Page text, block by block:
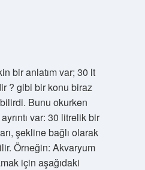
bir anlatım var; 30 lt
? gibi bir konu biraz
Bunu okurken
var: 30 litrelik bir
şekline bağlı olarak
Örneğin: Akvaryum
için aşağıdaki